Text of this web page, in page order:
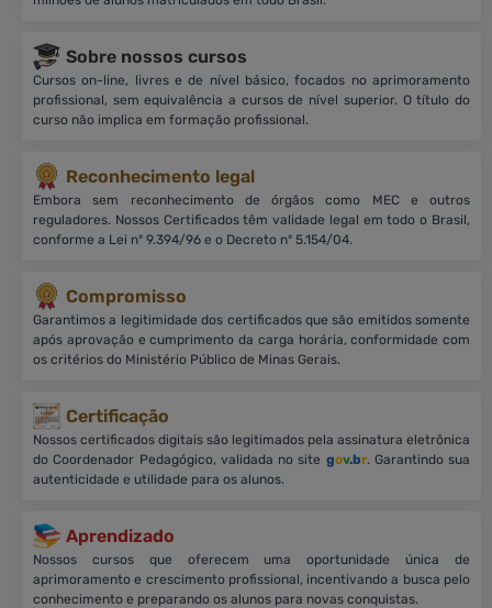
Sobre nossos cursos
Cursos on-line, livres e de nível básico, focados no aprimoramento
profissional, sem equivalência a cursos de nível superior. O título do
curso não implica em formação profissional.
Reconhecimento legal
Embora sem reconhecimento de órgãos como MEC e outros
reguladores. Nossos Certificados têm validade legal em todo o Brasil,
conforme a Lei nº 9.394/96 e o Decreto nº 5.154/04.
Compromisso
Garantimos a legitimidade dos certificados que são emitidos somente
após aprovação e cumprimento da carga horária, conformidade com
os critérios do Ministério Público de Minas Gerais.
Certificação
Nossos certificados digitais são legitimados pela assinatura eletrônica
do Coordenador Pedagógico, validada no site gov.br. Garantindo sua
autenticidade e utilidade para os alunos.
Aprendizado
Nossos cursos que oferecem uma oportunidade única de
aprimoramento e crescimento profissional, incentivando a busca pelo
conhecimento e preparando os alunos para novas conquistas.